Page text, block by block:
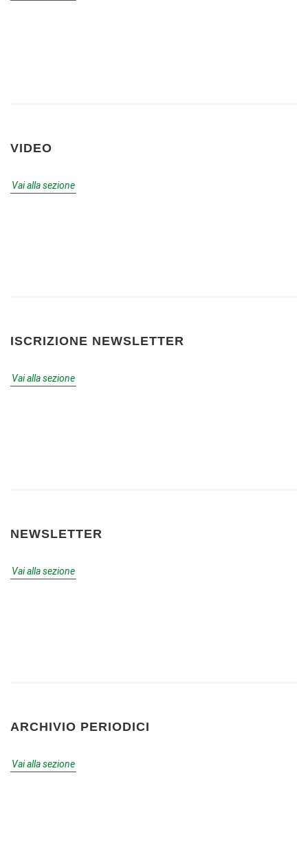
VIDEO
Vai alla sezione
ISCRIZIONE NEWSLETTER
Vai alla sezione
NEWSLETTER
Vai alla sezione
ARCHIVIO PERIODICI
Vai alla sezione